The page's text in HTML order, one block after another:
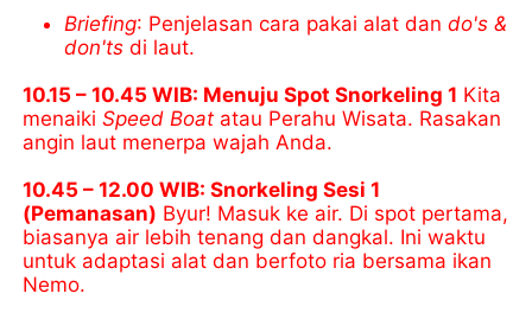
Briefing: Penjelasan cara pakai alat dando's &
don'ts di laut.
10.15 – 10.45 WIB: Menuju Spot Snorkeling 1 Kita
menaikiSpeed Boat atau Perahu Wisata. Rasakan
angin laut menerpa wajah Anda.
10.45 – 12.00 WIB: Snorkeling Sesi 1
(Pemanasan) Byur! Masuk ke air. Di spot pertama,
biasanya air lebih tenang dan dangkal. Ini waktu
untuk adaptasi alat dan berfoto ria bersama ikan
Nemo.